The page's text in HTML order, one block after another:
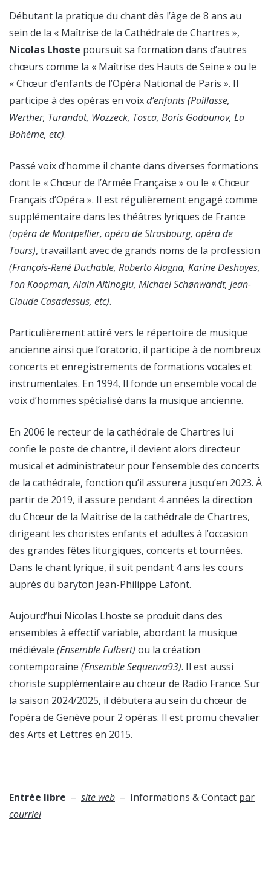
Débutant la pratique du chant dès l’âge de 8 ans au
sein de la « Maîtrise de la Cathédrale de Chartres »,
Nicolas Lhoste poursuit sa formation dans d’autres
chœurs comme la « Maîtrise des Hauts de Seine » ou le
« Chœur d’enfants de l’Opéra National de Paris ». Il
participe à des opéras en voixd’enfants (Paillasse,
Werther, Turandot, Wozzeck, Tosca, Boris Godounov, La
Bohème, etc).
Passé voix d’homme il chante dans diverses formations
dont le « Chœur de l’Armée Française » ou le « Chœur
Français d’Opéra ». Il est régulièrement engagé comme
supplémentaire dans les théâtres lyriques de France
(opéra de Montpellier, opéra de Strasbourg, opéra de
Tours), travaillant avec de grands noms de la profession
(François-René Duchable, Roberto Alagna, Karine Deshayes,
Ton Koopman, Alain Altinoglu, Michael Schønwandt, Jean-
Claude Casadessus, etc).
Particulièrement attiré vers le répertoire de musique
ancienne ainsi que l’oratorio, il participe à de nombreux
concerts et enregistrements de formations vocales et
instrumentales. En 1994, Il fonde un ensemble vocal de
voix d’hommes spécialisé dans la musique ancienne.
En 2006 le recteur de la cathédrale de Chartres lui
confie le poste de chantre, il devient alors directeur
musical et administrateur pour l’ensemble des concerts
de la cathédrale, fonction qu’il assurera jusqu’en 2023. À
partir de 2019, il assure pendant 4 années la direction
du Chœur de la Maîtrise de la cathédrale de Chartres,
dirigeant les choristes enfants et adultes à l’occasion
des grandes fêtes liturgiques, concerts et tournées.
Dans le chant lyrique, il suit pendant 4 ans les cours
auprès du baryton Jean-Philippe Lafont.
Aujourd’hui Nicolas Lhoste se produit dans des
ensembles à effectif variable, abordant la musique
médiévale (Ensemble Fulbert) ou la création
contemporaine (Ensemble Sequenza93). Il est aussi
choriste supplémentaire au chœur de Radio France. Sur
la saison 2024/2025, il débutera au sein du chœur de
l’opéra de Genève pour 2 opéras. Il est promu chevalier
des Arts et Lettres en 2015.
Entrée libre – site web – Informations & Contact par
courriel